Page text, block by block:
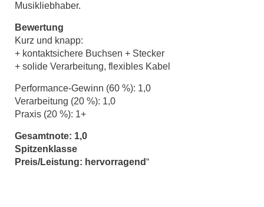
Musikliebhaber.
Bewertung
Kurz und knapp:
+ kontaktsichere Buchsen + Stecker
+ solide Verarbeitung, flexibles Kabel
Performance-Gewinn (60 %): 1,0
Verarbeitung (20 %): 1,0
Praxis (20 %): 1+
Gesamtnote: 1,0
Spitzenklasse
Preis/Leistung: hervorragend“